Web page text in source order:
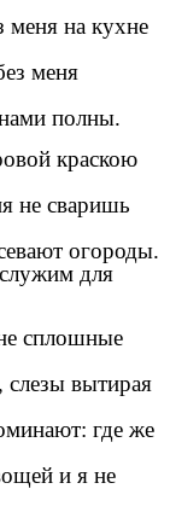
меня на кухне
меня
полны.
краскою
не сваришь
огороды.
для
сплошные
слезы вытирая
где же
и я не